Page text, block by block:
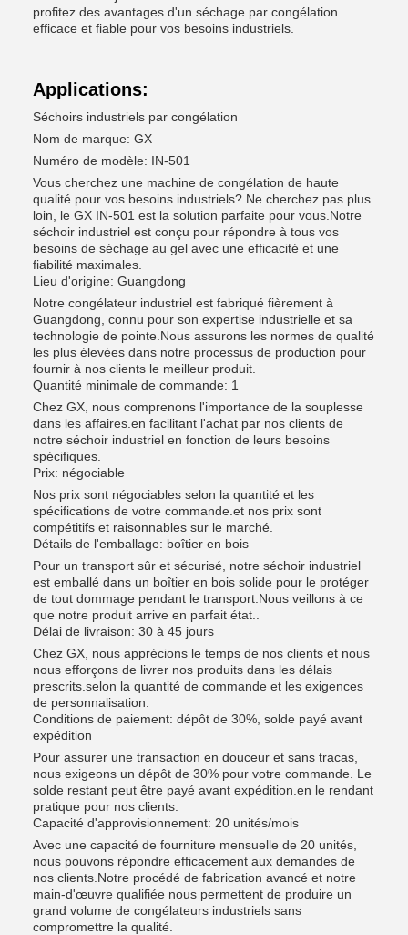
profitez des avantages d'un séchage par congélation
efficace et fiable pour vos besoins industriels.
Applications:
Séchoirs industriels par congélation
Nom de marque: GX
Numéro de modèle: IN-501
Vous cherchez une machine de congélation de haute
qualité pour vos besoins industriels? Ne cherchez pas plus
loin, le GX IN-501 est la solution parfaite pour vous.Notre
séchoir industriel est conçu pour répondre à tous vos
besoins de séchage au gel avec une efficacité et une
fiabilité maximales.
Lieu d'origine: Guangdong
Notre congélateur industriel est fabriqué fièrement à
Guangdong, connu pour son expertise industrielle et sa
technologie de pointe.Nous assurons les normes de qualité
les plus élevées dans notre processus de production pour
fournir à nos clients le meilleur produit.
Quantité minimale de commande: 1
Chez GX, nous comprenons l'importance de la souplesse
dans les affaires.en facilitant l'achat par nos clients de
notre séchoir industriel en fonction de leurs besoins
spécifiques.
Prix: négociable
Nos prix sont négociables selon la quantité et les
spécifications de votre commande.et nos prix sont
compétitifs et raisonnables sur le marché.
Détails de l'emballage: boîtier en bois
Pour un transport sûr et sécurisé, notre séchoir industriel
est emballé dans un boîtier en bois solide pour le protéger
de tout dommage pendant le transport.Nous veillons à ce
que notre produit arrive en parfait état..
Délai de livraison: 30 à 45 jours
Chez GX, nous apprécions le temps de nos clients et nous
nous efforçons de livrer nos produits dans les délais
prescrits.selon la quantité de commande et les exigences
de personnalisation.
Conditions de paiement: dépôt de 30%, solde payé avant
expédition
Pour assurer une transaction en douceur et sans tracas,
nous exigeons un dépôt de 30% pour votre commande. Le
solde restant peut être payé avant expédition.en le rendant
pratique pour nos clients.
Capacité d'approvisionnement: 20 unités/mois
Avec une capacité de fourniture mensuelle de 20 unités,
nous pouvons répondre efficacement aux demandes de
nos clients.Notre procédé de fabrication avancé et notre
main-d'œuvre qualifiée nous permettent de produire un
grand volume de congélateurs industriels sans
compromettre la qualité.